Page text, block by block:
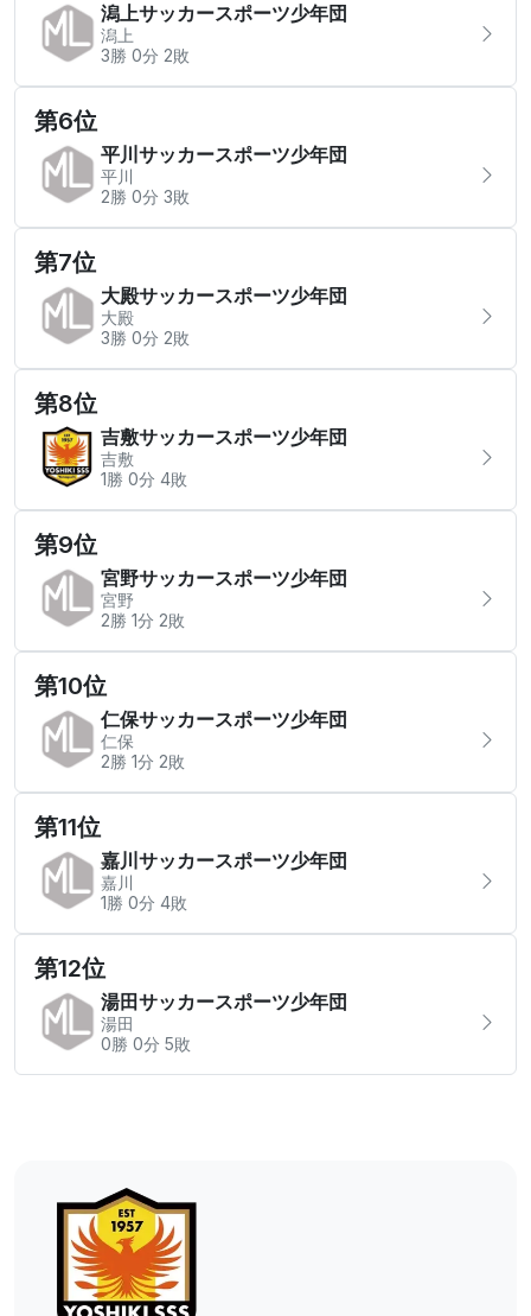
潟上サッカースポーツ少年団
潟上
3勝 0分 2敗
第6位
平川サッカースポーツ少年団
平川
2勝 0分 3敗
第7位
大殿サッカースポーツ少年団
大殿
3勝 0分 2敗
第8位
吉敷サッカースポーツ少年団
吉敷
1勝 0分 4敗
第9位
宮野サッカースポーツ少年団
宮野
2勝 1分 2敗
第10位
仁保サッカースポーツ少年団
仁保
2勝 1分 2敗
第11位
嘉川サッカースポーツ少年団
嘉川
1勝 0分 4敗
第12位
湯田サッカースポーツ少年団
湯田
0勝 0分 5敗